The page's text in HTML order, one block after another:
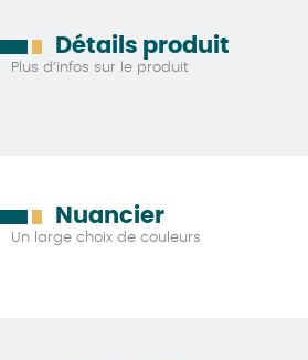
Détails produit
Plus d’infos sur le produit
Nuancier
Un large choix de couleurs